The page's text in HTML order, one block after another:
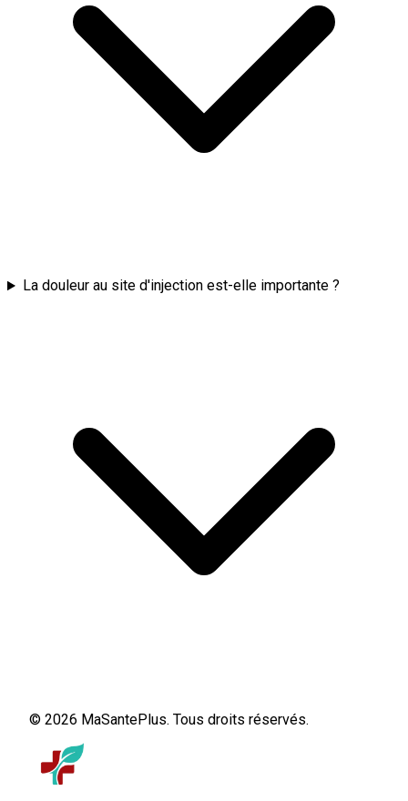
La douleur au site d'injection est-elle importante ?
© 2026 MaSantePlus. Tous droits réservés.